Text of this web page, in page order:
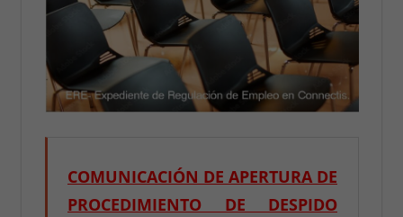
COMUNICACIÓN DE APERTURA DE
PROCEDIMIENTO DE DESPIDO